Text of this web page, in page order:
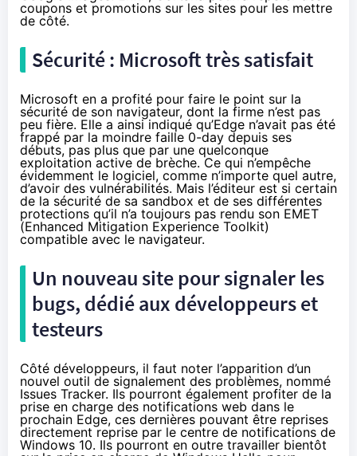
coupons et promotions sur les sites pour les mettre
de côté.
Sécurité : Microsoft très satisfait
Microsoft en a profité pour faire le point sur la
sécurité de son navigateur, dont la firme n’est pas
peu fière. Elle a ainsi indiqué qu’Edge n’avait pas été
frappé par la moindre faille 0-day depuis ses
débuts, pas plus que par une quelconque
exploitation active de brèche. Ce qui n’empêche
évidemment le logiciel, comme n’importe quel autre,
d’avoir des vulnérabilités. Mais l’éditeur est si certain
de la sécurité de sa sandbox et de ses différentes
protections qu’il n’a toujours pas rendu son EMET
(Enhanced Mitigation Experience Toolkit)
compatible avec le navigateur.
Un nouveau site pour signaler les
bugs, dédié aux développeurs et
testeurs
Côté développeurs, il faut noter l’apparition d’un
nouvel outil de signalement des problèmes, nommé
Issues Tracker. Ils pourront également profiter de la
prise en charge des notifications web dans le
prochain Edge, ces dernières pouvant être reprises
directement reprise par le centre de notifications de
Windows 10. Ils pourront en outre travailler bientôt